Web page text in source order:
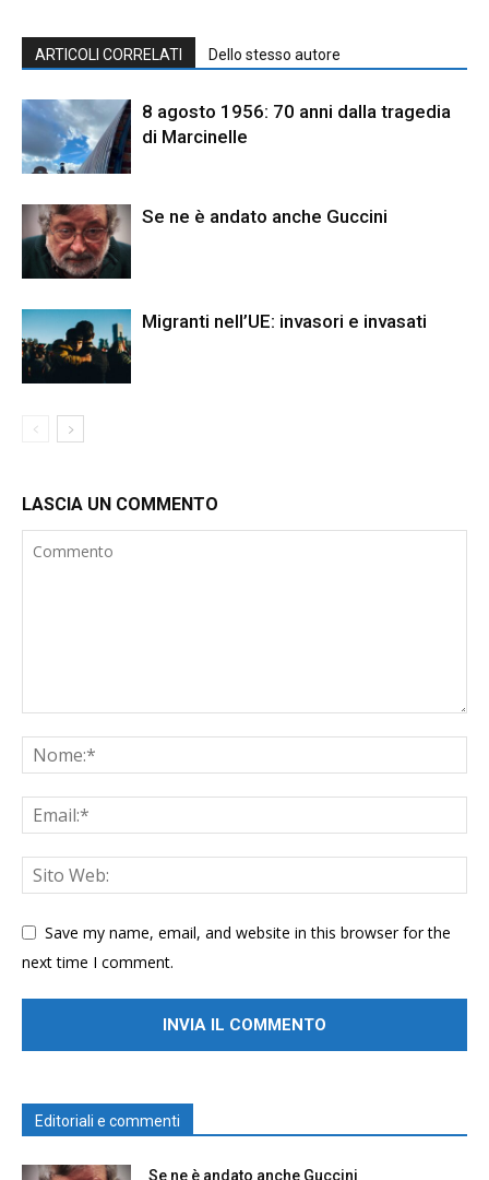
ARTICOLI CORRELATI Dello stesso autore
8 agosto 1956: 70 anni dalla tragedia
di Marcinelle
Se ne è andato anche Guccini
Migranti nell’UE: invasori e invasati
LASCIA UN COMMENTO
Save my name, email, and website in this browser for the
next time I comment.
Editoriali e commenti
Se ne è andato anche Guccini